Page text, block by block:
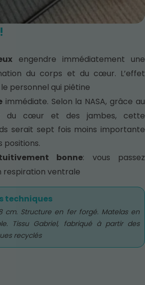
engendre immédiatement une
du corps et du cœur. L’effet
personnel qui piêtine
immédiate. Selon la NASA, grâce au
du cœur et des jambes, cette
serait sept fois moins importante
positions.
bonne: vous passez
ventrale
techniques
cm. Structure en fer forgé. Matelas en
Tissu Gabriel, fabriqué à partir des
recyclés